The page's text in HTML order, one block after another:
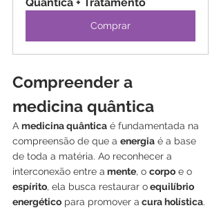
Comprar
Compreender a
medicina quântica
A medicina quântica é fundamentada na
compreensão de que a energia é a base
de toda a matéria. Ao reconhecer a
interconexão entre a mente, o corpo e o
espírito, ela busca restaurar o equilíbrio
energético para promover a cura holística.